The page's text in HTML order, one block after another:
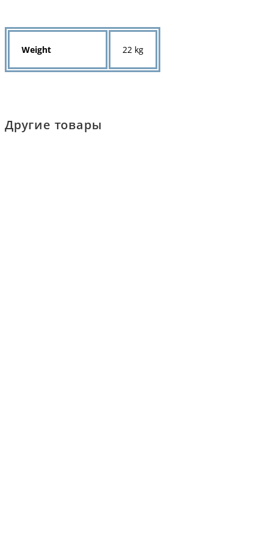
Weight 22 kg
Другие товары